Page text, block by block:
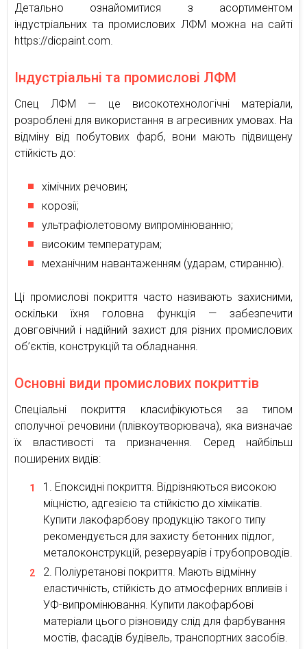
Детально ознайомитися з асортиментом
індустріальних та промислових ЛФМ можна на сайті
https://dicpaint.com.
Індустріальні та промислові ЛФМ
Спец ЛФМ — це високотехнологічні матеріали,
розроблені для використання в агресивних умовах. На
відміну від побутових фарб, вони мають підвищену
стійкість до:
хімічних речовин;
корозії;
ультрафіолетовому випромінюванню;
високим температурам;
механічним навантаженням (ударам, стиранню).
Ці промислові покриття часто називають захисними,
оскільки їхня головна функція — забезпечити
довговічний і надійний захист для різних промислових
об’єктів, конструкцій та обладнання.
Основні види промислових покриттів
Спеціальні покриття класифікуються за типом
сполучної речовини (плівкоутворювача), яка визначає
їх властивості та призначення. Серед найбільш
поширених видів:
Епоксидні покриття. Відрізняються високою
міцністю, адгезією та стійкістю до хімікатів.
Купити лакофарбову продукцію такого типу
рекомендується для захисту бетонних підлог,
металоконструкцій, резервуарів і трубопроводів.
Поліуретанові покриття. Мають відмінну
еластичність, стійкість до атмосферних впливів і
УФ-випромінювання. Купити лакофарбові
матеріали цього різновиду слід для фарбування
мостів, фасадів будівель, транспортних засобів.